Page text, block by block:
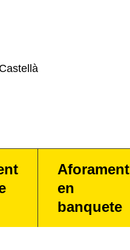
Aforament
en
banquete